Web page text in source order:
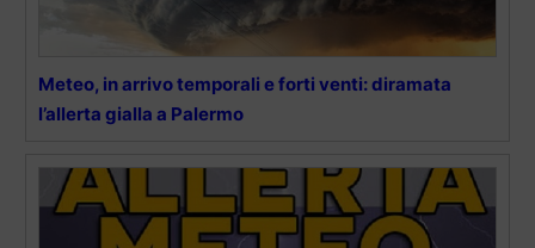
Meteo, in arrivo temporali e forti venti: diramata
l’allerta gialla a Palermo